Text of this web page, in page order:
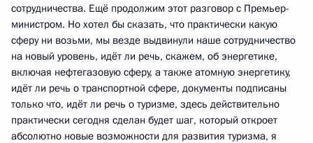
сотрудничества. Ещё продолжим этот разговор с Премьер-
министром. Но хотел бы сказать, что практически какую
сферу ни возьми, мы везде выдвинули наше сотрудничество
на новый уровень, идёт ли речь, скажем, об энергетике,
включая нефтегазовую сферу, а также атомную энергетику,
идёт ли речь о транспортной сфере, документы подписаны
только что, идёт ли речь о туризме, здесь действительно
практически сегодня сделан будет шаг, который откроет
абсолютно новые возможности для развития туризма, я